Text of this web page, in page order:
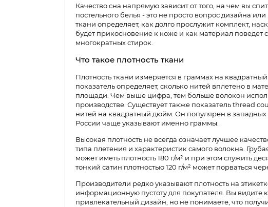
Качество сна напрямую зависит от того, на чем вы
постельного белья - это не просто вопрос дизайна
ткани определяет, как долго прослужит комплект,
будет прикосновение к коже и как материал поведет
многократных стирок.
Что такое плотность ткани
Плотность ткани измеряется в граммах на квадратный
показатель определяет, сколько нитей вплетено в
площади. Чем выше цифра, тем больше волокон
производстве. Существует также показатель thread
нитей на квадратный дюйм. Он популярен в западных
России чаще указывают именно граммы.
Высокая плотность не всегда означает лучшее
типа плетения и характеристик самого волокна.
может иметь плотность 180 г/м² и при этом служить
тонкий сатин плотностью 120 г/м² может порваться
Производители редко указывают плотность на
информационную пустоту для покупателя. Вы видите
привлекательный дизайн, но не понимаете, что